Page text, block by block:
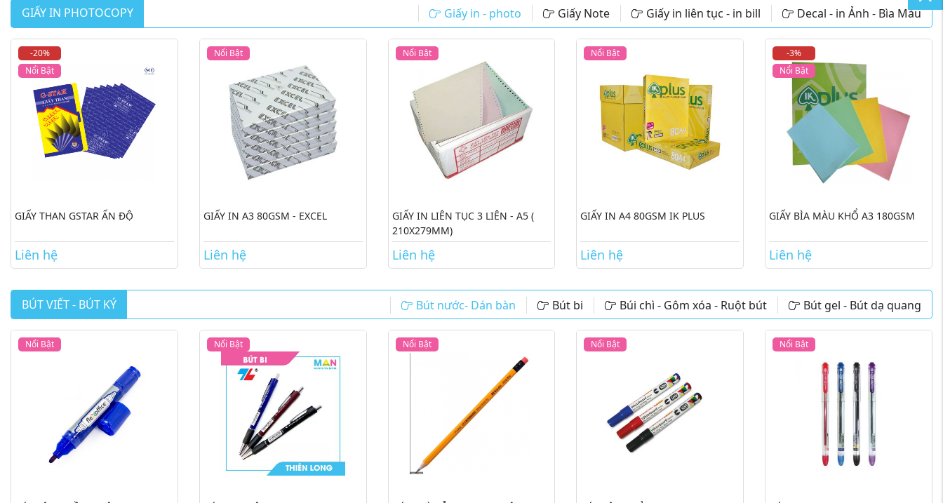
GIẤY IN PHOTOCOPY Giấy in - photo Giấy Note Giấy in liên tục - in bill Decal - in Ảnh - Bìa Màu
-20%
Nổi Bật
GIẤY THAN GSTAR ẤN ĐỘ
Liên hệ
Nổi Bật
GIẤY IN A3 80GSM - EXCEL
Liên hệ
Nổi Bật
GIẤY IN LIÊN TỤC 3 LIÊN - A5 (
210X279MM)
Liên hệ
Nổi Bật
GIẤY IN A4 80GSM IK PLUS
Liên hệ
-3%
Nổi Bật
GIẤY BÌA MÀU KHỔ A3 180GSM
Liên hệ
BÚT VIẾT - BÚT KÝ Bút nước- Dán bàn Bút bi Búi chì - Gôm xóa - Ruột bút Bút gel - Bút dạ quang
Nổi Bật Nổi Bật Nổi Bật Nổi Bật Nổi Bật